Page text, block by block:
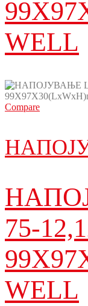
WELL
Compare
75-
WELL